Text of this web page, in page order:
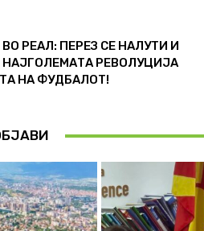
РЕАЛ: ПЕРЕЗ СЕ НАЛУТИ И
РЕВОЛУЦИЈА
НА ФУДБАЛОТ!